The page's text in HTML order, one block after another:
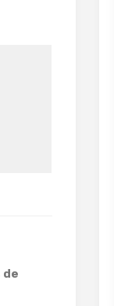
de